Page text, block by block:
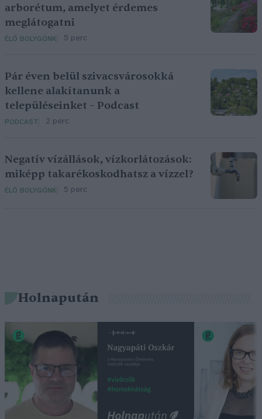
arborétum, amelyet érdemes
meglátogatni
ÉLŐ BOLYGÓNK 5 perc
Pár éven belül szivacsvárosokká
kellene alakítanunk a
településeinket – Podcast
PODCAST 2 perc
Negatív vízállások, vízkorlátozások:
miképp takarékoskodhatsz a vízzel?
ÉLŐ BOLYGÓNK 5 perc
Holnapután